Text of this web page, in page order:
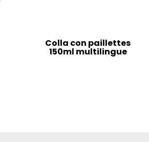
Colla con paillettes
150ml multilingue